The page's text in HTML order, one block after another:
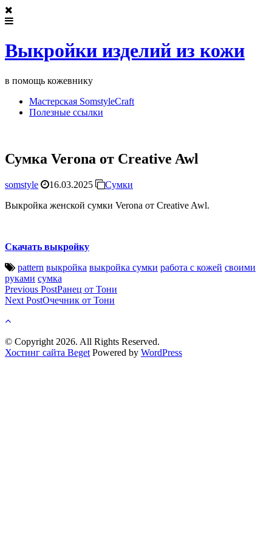
Выкройки изделий из кожи
в помощь кожевнику
Мастерская SomstyleCraft
Полезные ссылки
Сумка Verona от Creative Awl
somstyle 16.03.2025
Сумки
Выкройка женской сумки Verona от Creative Awl.
Скачать выкройку
pattern выкройка выкройка сумки работа с кожей своими
руками сумка
Post
navigation
Previous PostРанец от Тони
Next PostОчечник от Тони
© Copyright 2026. All Rights Reserved.
Хостинг сайта Beget Powered by WordPress